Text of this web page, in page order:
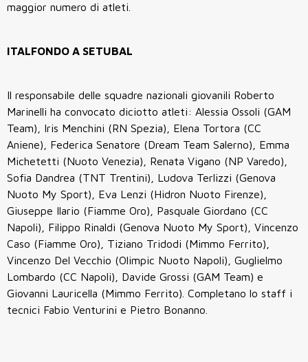
maggior numero di atleti.
ITALFONDO A SETUBAL
Il responsabile delle squadre nazionali giovanili Roberto
Marinelli ha convocato diciotto atleti: Alessia Ossoli (GAM
Team), Iris Menchini (RN Spezia), Elena Tortora (CC
Aniene), Federica Senatore (Dream Team Salerno), Emma
Michetetti (Nuoto Venezia), Renata Vigano (NP Varedo),
Sofia Dandrea (TNT Trentini), Ludova Terlizzi (Genova
Nuoto My Sport), Eva Lenzi (Hidron Nuoto Firenze),
Giuseppe Ilario (Fiamme Oro), Pasquale Giordano (CC
Napoli), Filippo Rinaldi (Genova Nuoto My Sport), Vincenzo
Caso (Fiamme Oro), Tiziano Tridodi (Mimmo Ferrito),
Vincenzo Del Vecchio (Olimpic Nuoto Napoli), Guglielmo
Lombardo (CC Napoli), Davide Grossi (GAM Team) e
Giovanni Lauricella (Mimmo Ferrito). Completano lo staff i
tecnici Fabio Venturini e Pietro Bonanno.